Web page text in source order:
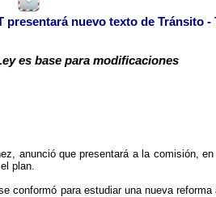
presentará nuevo texto de Tránsito -
es base para modificaciones
anunció que presentará a la comisión,
plan.
conformó para estudiar una nueva